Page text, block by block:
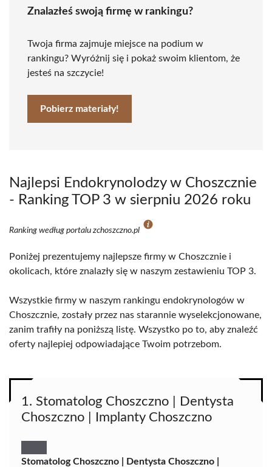
Znalazłeś swoją firmę w rankingu?
Twoja firma zajmuje miejsce na podium w
rankingu? Wyróżnij się i pokaż swoim klientom, że
jesteś na szczycie!
Pobierz materiały!
Najlepsi Endokrynolodzy w Choszcznie
- Ranking TOP 3 w sierpniu 2026 roku
Ranking według portalu zchoszczno.pl
Poniżej prezentujemy najlepsze firmy w Choszcznie i
okolicach, które znalazły się w naszym zestawieniu TOP 3.
Wszystkie firmy w naszym rankingu endokrynologów w
Choszcznie, zostały przez nas starannie wyselekcjonowane,
zanim trafiły na poniższą listę. Wszystko po to, aby znaleźć
oferty najlepiej odpowiadające Twoim potrzebom.
1. Stomatolog Choszczno | Dentysta
Choszczno | Implanty Choszczno
Stomatolog Choszczno | Dentysta Choszczno |